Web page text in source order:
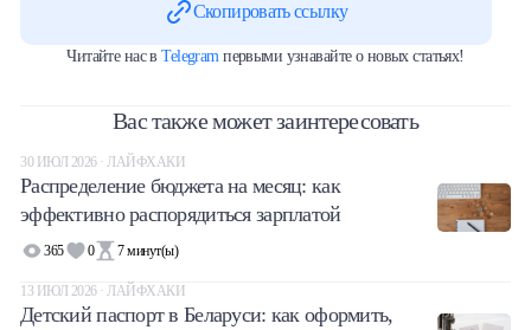
Скопировать ссылку
Читайте нас вTelegram первыми узнавайте о новых статьях!
Вас также может заинтересовать
30 ИЮЛ 2026 · ЛАЙФХАКИ
Распределение бюджета на месяц: как
эффективно распорядиться зарплатой
365 0 7минут(ы)
13 ИЮЛ 2026 · ЛАЙФХАКИ
Детский паспорт в Беларуси: как оформить,